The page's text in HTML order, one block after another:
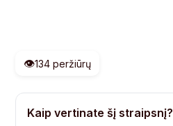
👁️134 peržiūrų
Kaip vertinate šį straipsnį?